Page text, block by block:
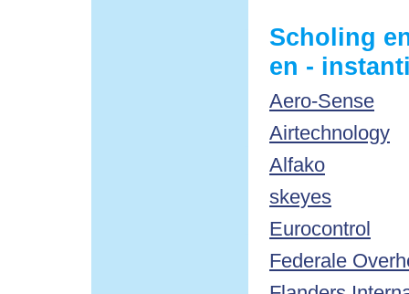
Scholing
en -
Aero-Sense
Airtechnology
Alfako
skeyes
Eurocontrol
Federale